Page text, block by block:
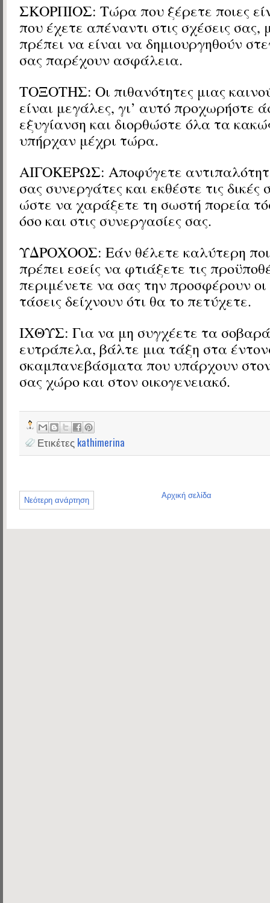
ΣΚΟΡΠΙΟΣ: Τώρα που ξέρετε ποιες
που έχετε απέναντι στις σχέσεις
πρέπει να είναι να δημιουργηθούν
σας παρέχουν ασφάλεια.
ΤΟΞΟΤΗΣ: Οι πιθανότητες μιας
είναι μεγάλες, γι’ αυτό προχωρήστε
εξυγίανση και διορθώστε όλα τα
υπήρχαν μέχρι τώρα.
ΑΙΓΟΚΕΡΩΣ: Αποφύγετε
σας συνεργάτες και εκθέστε τις δικές
ώστε να χαράξετε τη σωστή πορεία
όσο και στις συνεργασίες σας.
ΥΔΡΟΧΟΟΣ: Εάν θέλετε καλύτερη
πρέπει εσείς να φτιάξετε τις
περιμένετε να σας την προσφέρουν οι
τάσεις δείχνουν ότι θα το πετύχετε.
ΙΧΘΥΣ: Για να μη συγχέετε τα
ευτράπελα, βάλτε μια τάξη στα
σκαμπανεβάσματα που υπάρχουν
σας χώρο και στον οικογενειακό.
Ετικέτες kathimerina
Νεότερη ανάρτηση
Αρχική σελίδα